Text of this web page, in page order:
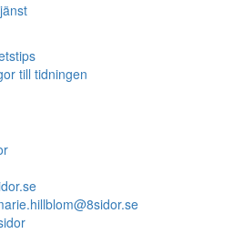
till tidningen